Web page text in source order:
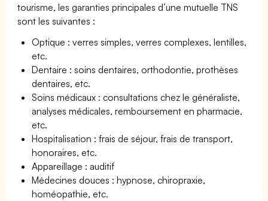
tourisme, les garanties principales d’une mutuelle TNS
sont les suivantes :
Optique : verres simples, verres complexes, lentilles,
etc.
Dentaire : soins dentaires, orthodontie, prothèses
dentaires, etc.
Soins médicaux : consultations chez le généraliste,
analyses médicales, remboursement en pharmacie,
etc.
Hospitalisation : frais de séjour, frais de transport,
honoraires, etc.
Appareillage : auditif
Médecines douces : hypnose, chiropraxie,
homéopathie, etc.